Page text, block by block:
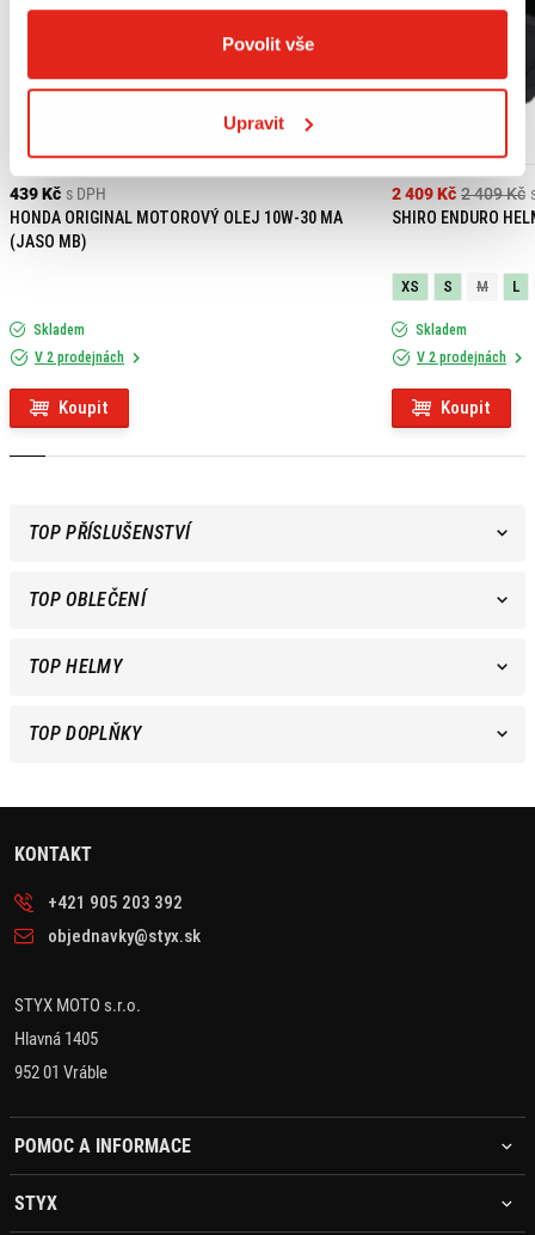
Povolit vše
Upravit
439 Kč s DPH
HONDA ORIGINAL MOTOROVÝ OLEJ 10W-30 MA
(JASO MB)
Skladem
V 2 prodejnách
Koupit
2 409 Kč
2 409 Kč
SHIRO ENDURO
XS S M L
Skladem
V 2 prodejnách
Koupit
TOP PŘÍSLUŠENSTVÍ
TOP OBLEČENÍ
TOP HELMY
TOP DOPLŇKY
KONTAKT
+421 905 203 392
objednavky@styx.sk
STYX MOTO s.r.o.
Hlavná 1405
952 01 Vráble
POMOC A INFORMACE
STYX